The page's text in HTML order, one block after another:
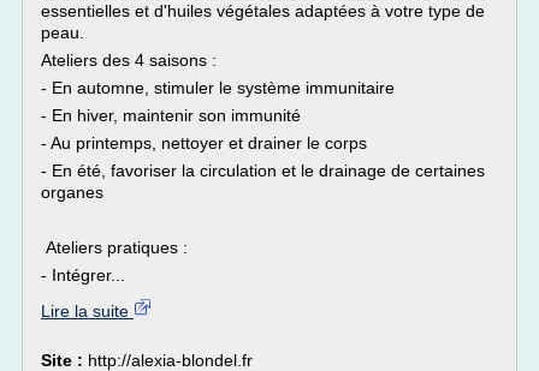
essentielles et d'huiles végétales adaptées à votre type de
peau.
Ateliers des 4 saisons :
- En automne, stimuler le système immunitaire
- En hiver, maintenir son immunité
- Au printemps, nettoyer et drainer le corps
- En été, favoriser la circulation et le drainage de certaines
organes
Ateliers pratiques :
- Intégrer...
Lire la suite
Site : http://alexia-blondel.fr